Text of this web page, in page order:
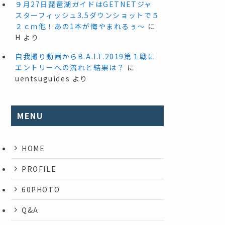
９月27日琵琶湖ガイドはGETNETジャ
スターフィッシュ3.5ダウンショットで５
２ｃｍ他！あの1本が悔やまれるぅ～ に
H より
自我撮り動画からB.A.I.T.2019第１戦に
エントリーへの流れと結果は？ に
uentsuguides より
MENU
HOME
PROFILE
60PHOTO
Q&A